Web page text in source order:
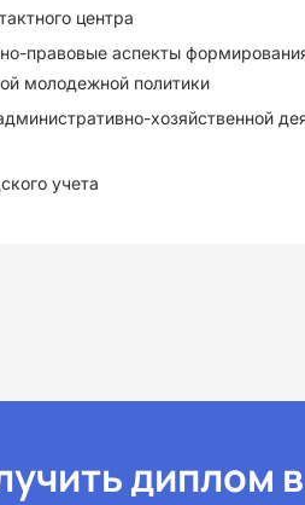
центра
правовые аспекты
молодежной политики
хозяйственной
учета
диплом